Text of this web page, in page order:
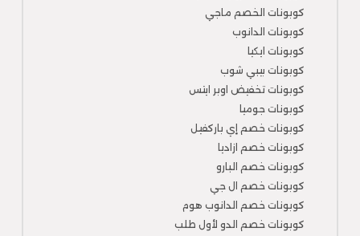
كوبونات الخصم ماجي
كوبونات الدانوب
كوبونات ايكيا
كوبونات بيبي شوب
كوبونات تخفيض اوبر ايتس
كوبونات جوميا
كوبونات خصم إي باركفيل
كوبونات خصم ازاديا
كوبونات خصم البارو
كوبونات خصم ال جي
كوبونات خصم الدانوب هوم
كوبونات خصم الدو لأول طلب